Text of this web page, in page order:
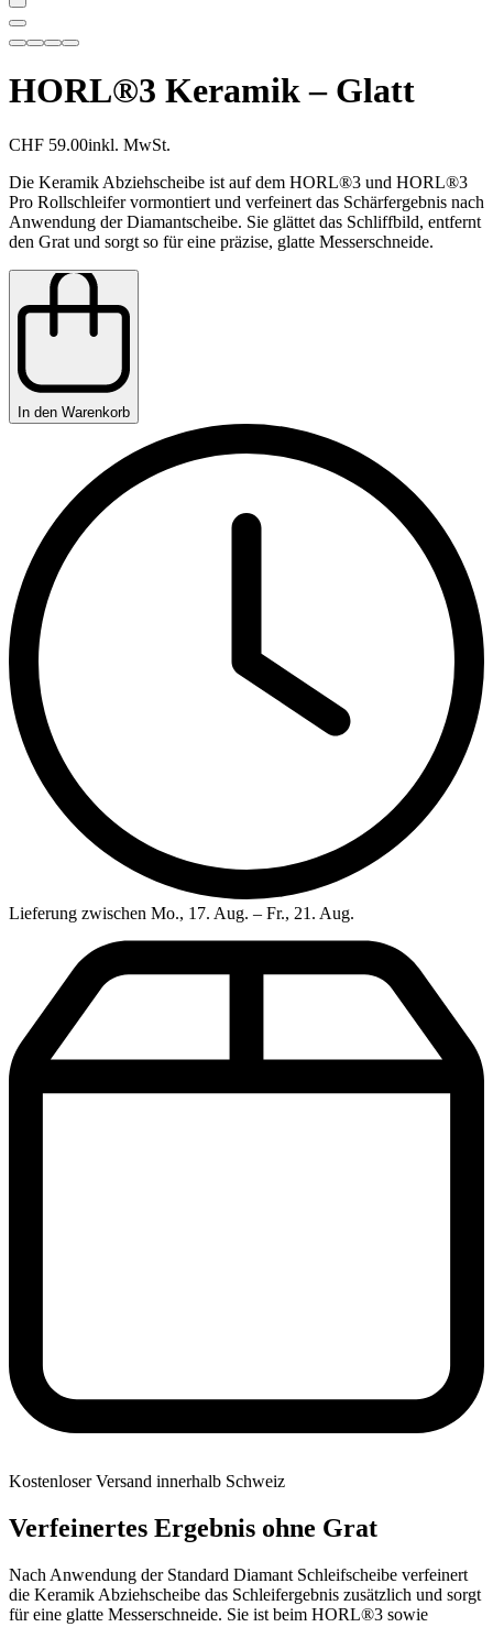
HORL®3 Keramik – Glatt
CHF 59.00inkl. MwSt.
Die Keramik Abziehscheibe ist auf dem HORL®3 und HORL®3
Pro Rollschleifer vormontiert und verfeinert das Schärfergebnis nach
Anwendung der Diamantscheibe. Sie glättet das Schliffbild, entfernt
den Grat und sorgt so für eine präzise, glatte Messerschneide.
In den Warenkorb
Lieferung zwischen Mo., 17. Aug. – Fr., 21. Aug.
Kostenloser Versand innerhalb Schweiz
Verfeinertes Ergebnis ohne Grat
Nach Anwendung der Standard Diamant Schleifscheibe verfeinert
die Keramik Abziehscheibe das Schleifergebnis zusätzlich und sorgt
für eine glatte Messerschneide. Sie ist beim HORL®3 sowie